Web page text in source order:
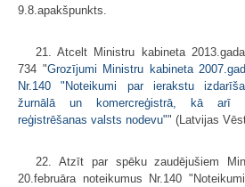
9.8.apakšpunkts.
21. Atcelt Ministru kabineta
734 "Grozījumi Ministru kabineta
Nr.140 "Noteikumi par ierakstu
žurnālā un komercreģistrā, kā arī
reģistrēšanas valsts nodevu"" (Latvijas
22. Atzīt par spēku zaudējušiem
20.februāra noteikumus Nr.140